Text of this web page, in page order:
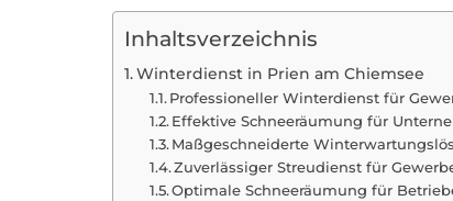
Inhaltsverzeichnis
Winterdienst in Prien am Chiemsee
Professioneller Winterdienst für
Effektive Schneeräumung für
Maßgeschneiderte
Zuverlässiger Streudienst für
Optimale Schneeräumung für